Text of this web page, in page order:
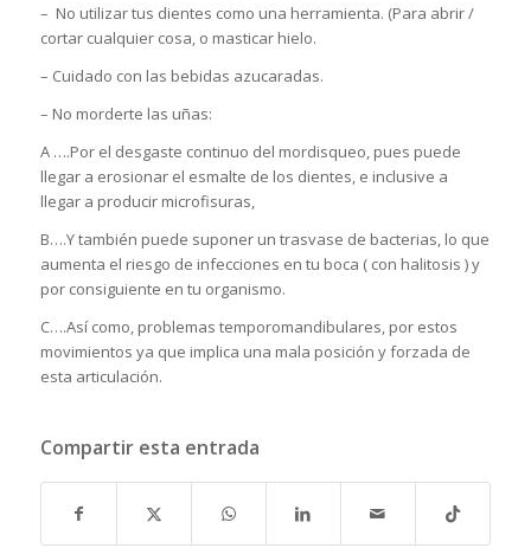
– No utilizar tus dientes como una herramienta. (Para abrir /
cortar cualquier cosa, o masticar hielo.
– Cuidado con las bebidas azucaradas.
– No morderte las uñas:
A ….Por el desgaste continuo del mordisqueo, pues puede
llegar a erosionar el esmalte de los dientes, e inclusive a
llegar a producir microfisuras,
B….Y también puede suponer un trasvase de bacterias, lo que
aumenta el riesgo de infecciones en tu boca ( con halitosis ) y
por consiguiente en tu organismo.
C….Así como, problemas temporomandibulares, por estos
movimientos ya que implica una mala posición y forzada de
esta articulación.
Compartir esta entrada